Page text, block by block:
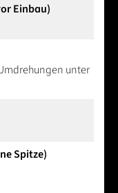
Einbau)
unter
Spitze)